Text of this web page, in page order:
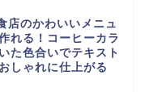
店のかわいいメニュ
れる！コーヒーカラ
た色合いでテキスト
しゃれに仕上がる